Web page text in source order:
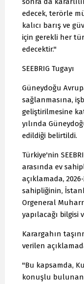
edecek, terörle
kalıcı barış ve
için gerekli her
edecektir."
SEEBRIG Tugayı
Güneydoğu
sağlanmasına,
geliştirilmesine
yılında
edildiği belirtildi.
Türkiye'nin
arasında ev
açıklamada,
sahipliğinin,
Orgeneral
yapılacağı bilgisi
Karargahın
verilen
"Bu kapsamda,
konuşlu bulunan